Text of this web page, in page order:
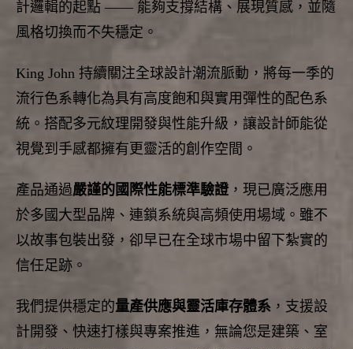
計邏輯的起點 —— 能夠支撐結構、展現質感，並隨
風格切換而不失穩定。
King John 持續關注全球設計潮流脈動， 將每一季的
流行色系轉化為具有高度飽和與實用彈性的配色系
統。 搭配多元紋理開發與性能升級， 讓設計師能從
視覺到手感都擁有更靈活的創作空間。
產品通過嚴謹的國際性能標準驗證，現已廣泛應用
於多國大型品牌、 連鎖系統與高頻使用場域。雖不
以故事包裝出發， 卻早已在全球市場中留下紮實的
信任足跡。
我們提供穩定的量產供應與靈活庫存體系 ，支援設
計開發、 快速打樣與專案推進，無論您是建築、室